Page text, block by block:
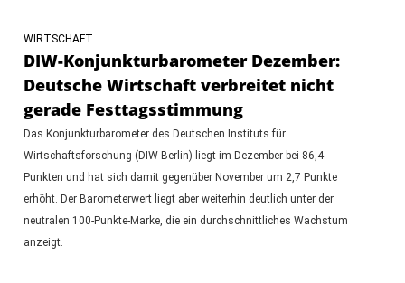
WIRTSCHAFT
DIW-Konjunkturbarometer Dezember:
Deutsche Wirtschaft verbreitet nicht
gerade Festtagsstimmung
Das Konjunkturbarometer des Deutschen Instituts für
Wirtschaftsforschung (DIW Berlin) liegt im Dezember bei 86,4
Punkten und hat sich damit gegenüber November um 2,7 Punkte
erhöht. Der Barometerwert liegt aber weiterhin deutlich unter der
neutralen 100-Punkte-Marke, die ein durchschnittliches Wachstum
anzeigt.